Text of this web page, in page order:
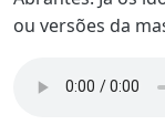
ou versões da